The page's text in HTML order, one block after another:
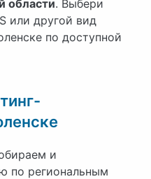
области. Выбери
или другой вид
по доступной
и
по региональным